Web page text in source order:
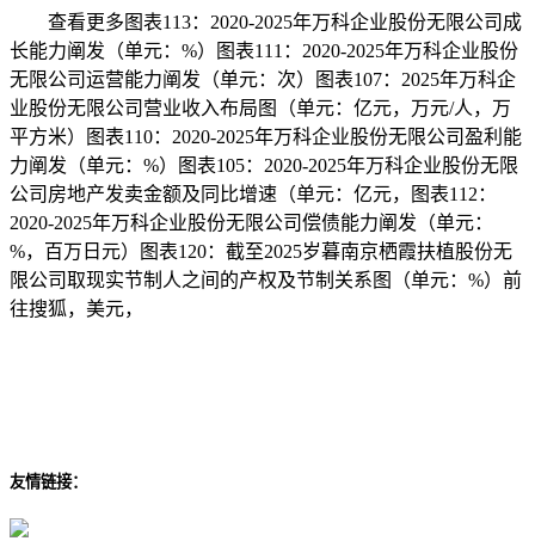
查看更多图表113：2020-2025年万科企业股份无限公司成
长能力阐发（单元：%）图表111：2020-2025年万科企业股份
无限公司运营能力阐发（单元：次）图表107：2025年万科企
业股份无限公司营业收入布局图（单元：亿元，万元/人，万
平方米）图表110：2020-2025年万科企业股份无限公司盈利能
力阐发（单元：%）图表105：2020-2025年万科企业股份无限
公司房地产发卖金额及同比增速（单元：亿元，图表112：
2020-2025年万科企业股份无限公司偿债能力阐发（单元：
%，百万日元）图表120：截至2025岁暮南京栖霞扶植股份无
限公司取现实节制人之间的产权及节制关系图（单元：%）前
往搜狐，美元，
友情链接：